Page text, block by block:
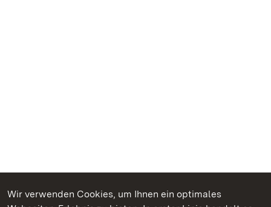
Wir verwenden Cookies, um Ihnen ein optimales